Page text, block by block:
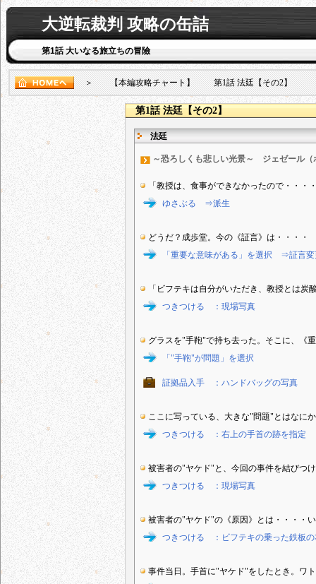
大逆転裁判 攻略の缶詰
第1話 大いなる旅立ちの冒險
＞ 【本編攻略チャート】 第1話 法廷【その2】
第1話 法廷【その2】
法廷
～恐ろしくも悲しい光景～ ジェゼール（
「教授は、食事ができなかったので・・
ゆさぶる ⇒派生
どうだ？成歩堂。今の《証言》は・・・・
「重要な意味がある」を選択 ⇒証言変
「ビフテキは自分がいただき、教授とは炭
つきつける ：現場写真
グラスを"手鞄"で持ち去った。そこに、《
「"手鞄"が問題」を選択
証拠品入手 ：ハンドバッグの写真
ここに写っている、大きな"問題"とはなに
つきつける ：右上の手首の跡を指定
被害者の"ヤケド"と、今回の事件を結びつ
つきつける ：現場写真
被害者の"ヤケド"の《原因》とは・・・・
つきつける ：ビフテキの乗った鉄板の
事件当日。手首に"ヤケド"をしたとき。ワ